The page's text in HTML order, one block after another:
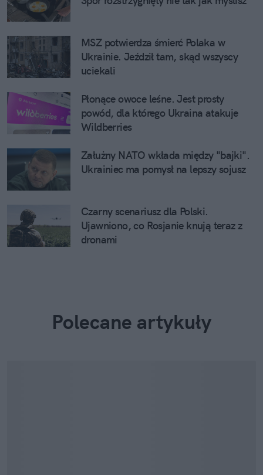
MSZ potwierdza śmierć Polaka w
Ukrainie. Jeździł tam, skąd wszyscy
uciekali
Płonące owoce leśne. Jest prosty
powód, dla którego Ukraina atakuje
Wildberries
Załużny NATO wkłada między "bajki".
Ukrainiec ma pomysł na lepszy sojusz
Czarny scenariusz dla Polski.
Ujawniono, co Rosjanie knują teraz z
dronami
Polecane artykuły